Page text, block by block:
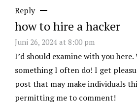
Reply
how to hire a hacker
Juni 26, 2024 at 8:00 pm
I’d should examine with you here.
something I often do! I get
post that may make individuals
permitting me to comment!